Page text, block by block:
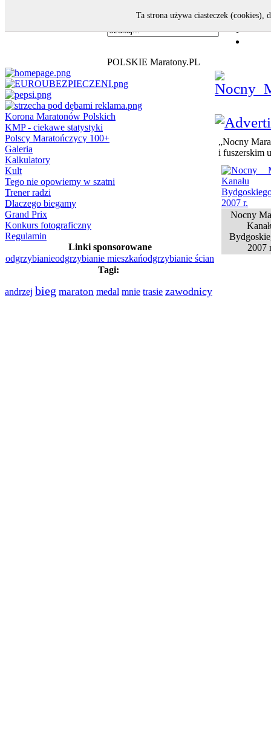
POLSKIE Maratony.PL
Korona Maratonów Polskich
KMP - ciekawe statystyki
Polscy Maratończycy 100+
Galeria
Kalkulatory
Kult
Tego nie opowiemy w szatni
Trener radzi
Dlaczego biegamy
Grand Prix
Konkurs fotograficzny
Regulamin
Linki sponsorowane
odgrzybianieodgrzybianie mieszkańodgrzybianie ścian
Tagi:
andrzej bieg maraton medal mnie trasie zawodnicy
„Nocny
i fuszerskim
Nocny
2007
Ta strona używa ciasteczek (cookies),